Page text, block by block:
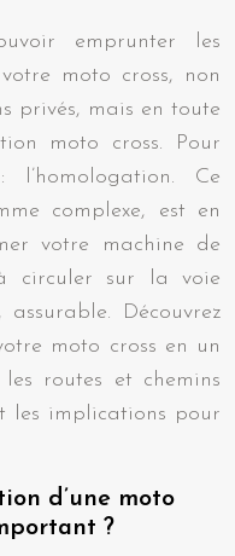
emprunter les
moto cross, non
privés, mais en toute
moto cross. Pour
Ce
complexe, est en
votre machine de
circuler sur la voie
Découvrez
moto cross en un
routes et chemins
les implications pour
d’une moto
?